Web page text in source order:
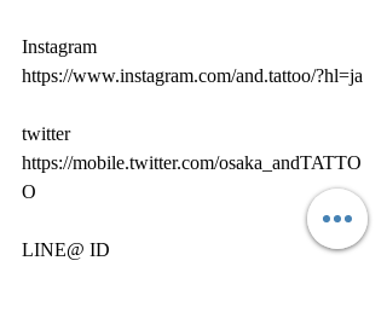
Instagram
https://www.instagram.com/and.tattoo/?hl=ja
twitter
https://mobile.twitter.com/osaka_andTATTO
O
LINE@ ID